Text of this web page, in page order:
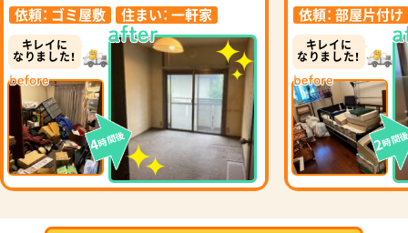
依頼： ゴミ屋敷 住まい： 一軒家
キレイに
なりました！
4時間後
依頼： 部屋片付け
キレイに
なりました！
2時間